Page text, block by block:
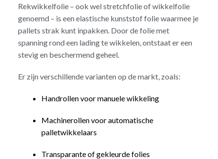
Rekwikkelfolie – ook wel stretchfolie of wikkelfolie
genoemd – is een elastische kunststof folie waarmee je
pallets strak kunt inpakken. Door de folie met
spanning rond een lading te wikkelen, ontstaat er een
stevig en beschermend geheel.
Er zijn verschillende varianten op de markt, zoals:
Handrollen voor manuele wikkeling
Machinerollen voor automatische
palletwikkelaars
Transparante of gekleurde folies